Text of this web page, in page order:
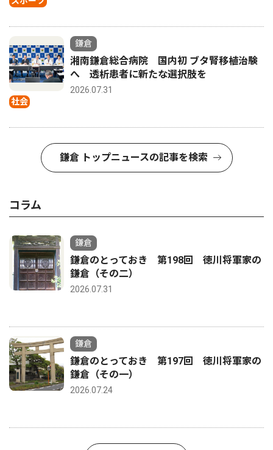
社会
鎌倉
湘南鎌倉総合病院 国内初 ブタ腎移植治験
へ 透析患者に新たな選択肢を
2026.07.31
鎌倉 トップニュースの記事を検索
コラム
鎌倉
鎌倉のとっておき 第198回 徳川将軍家の
鎌倉（その二）
2026.07.31
鎌倉
鎌倉のとっておき 第197回 徳川将軍家の
鎌倉（その一）
2026.07.24